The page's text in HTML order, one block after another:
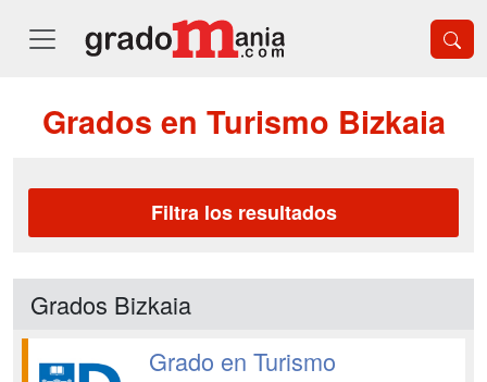
Grados en Turismo Bizkaia
Filtra los resultados
Grados Bizkaia
Grado en Turismo